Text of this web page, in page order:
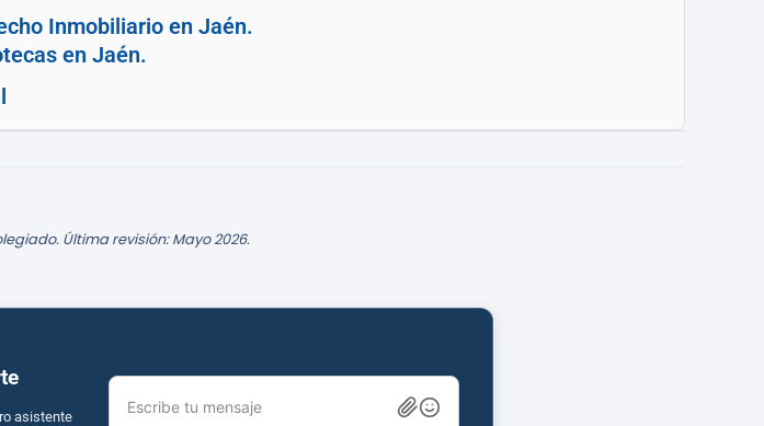
Inmobiliario en Jaén.
en Jaén.
Última revisión: Mayo 2026.
asistente
Escribe tu mensaje